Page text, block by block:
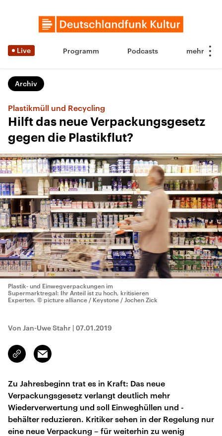
Live Programm Podcasts
Archiv
Plastikmüll und Recycling
Hilft das neue Verpackungsgesetz
gegen die Plastikflut?
Plastik- und Einwegverpackungen im
Supermarktregal: Ihr Anteil ist zu hoch, kritisieren
Experten. © picture alliance / Keystone / Jochen Zick
Von Jan-Uwe Stahr | 07.01.2019
Link
kopieren/teilen
Email
Zu Jahresbeginn trat es in Kraft: Das neue
Verpackungsgesetz verlangt deutlich mehr
Wiederverwertung und soll Einweghüllen und -
behälter reduzieren. Kritiker sehen in der Regelung nur
eine neue Verpackung – für weiterhin zu wenig